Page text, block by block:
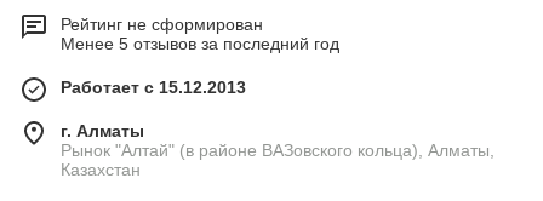
Рейтинг не сформирован
Менее 5 отзывов за последний год
Работает с 15.12.2013
г. Алматы
Рынок "Алтай" (в районе ВАЗовского кольца), Алматы,
Казахстан